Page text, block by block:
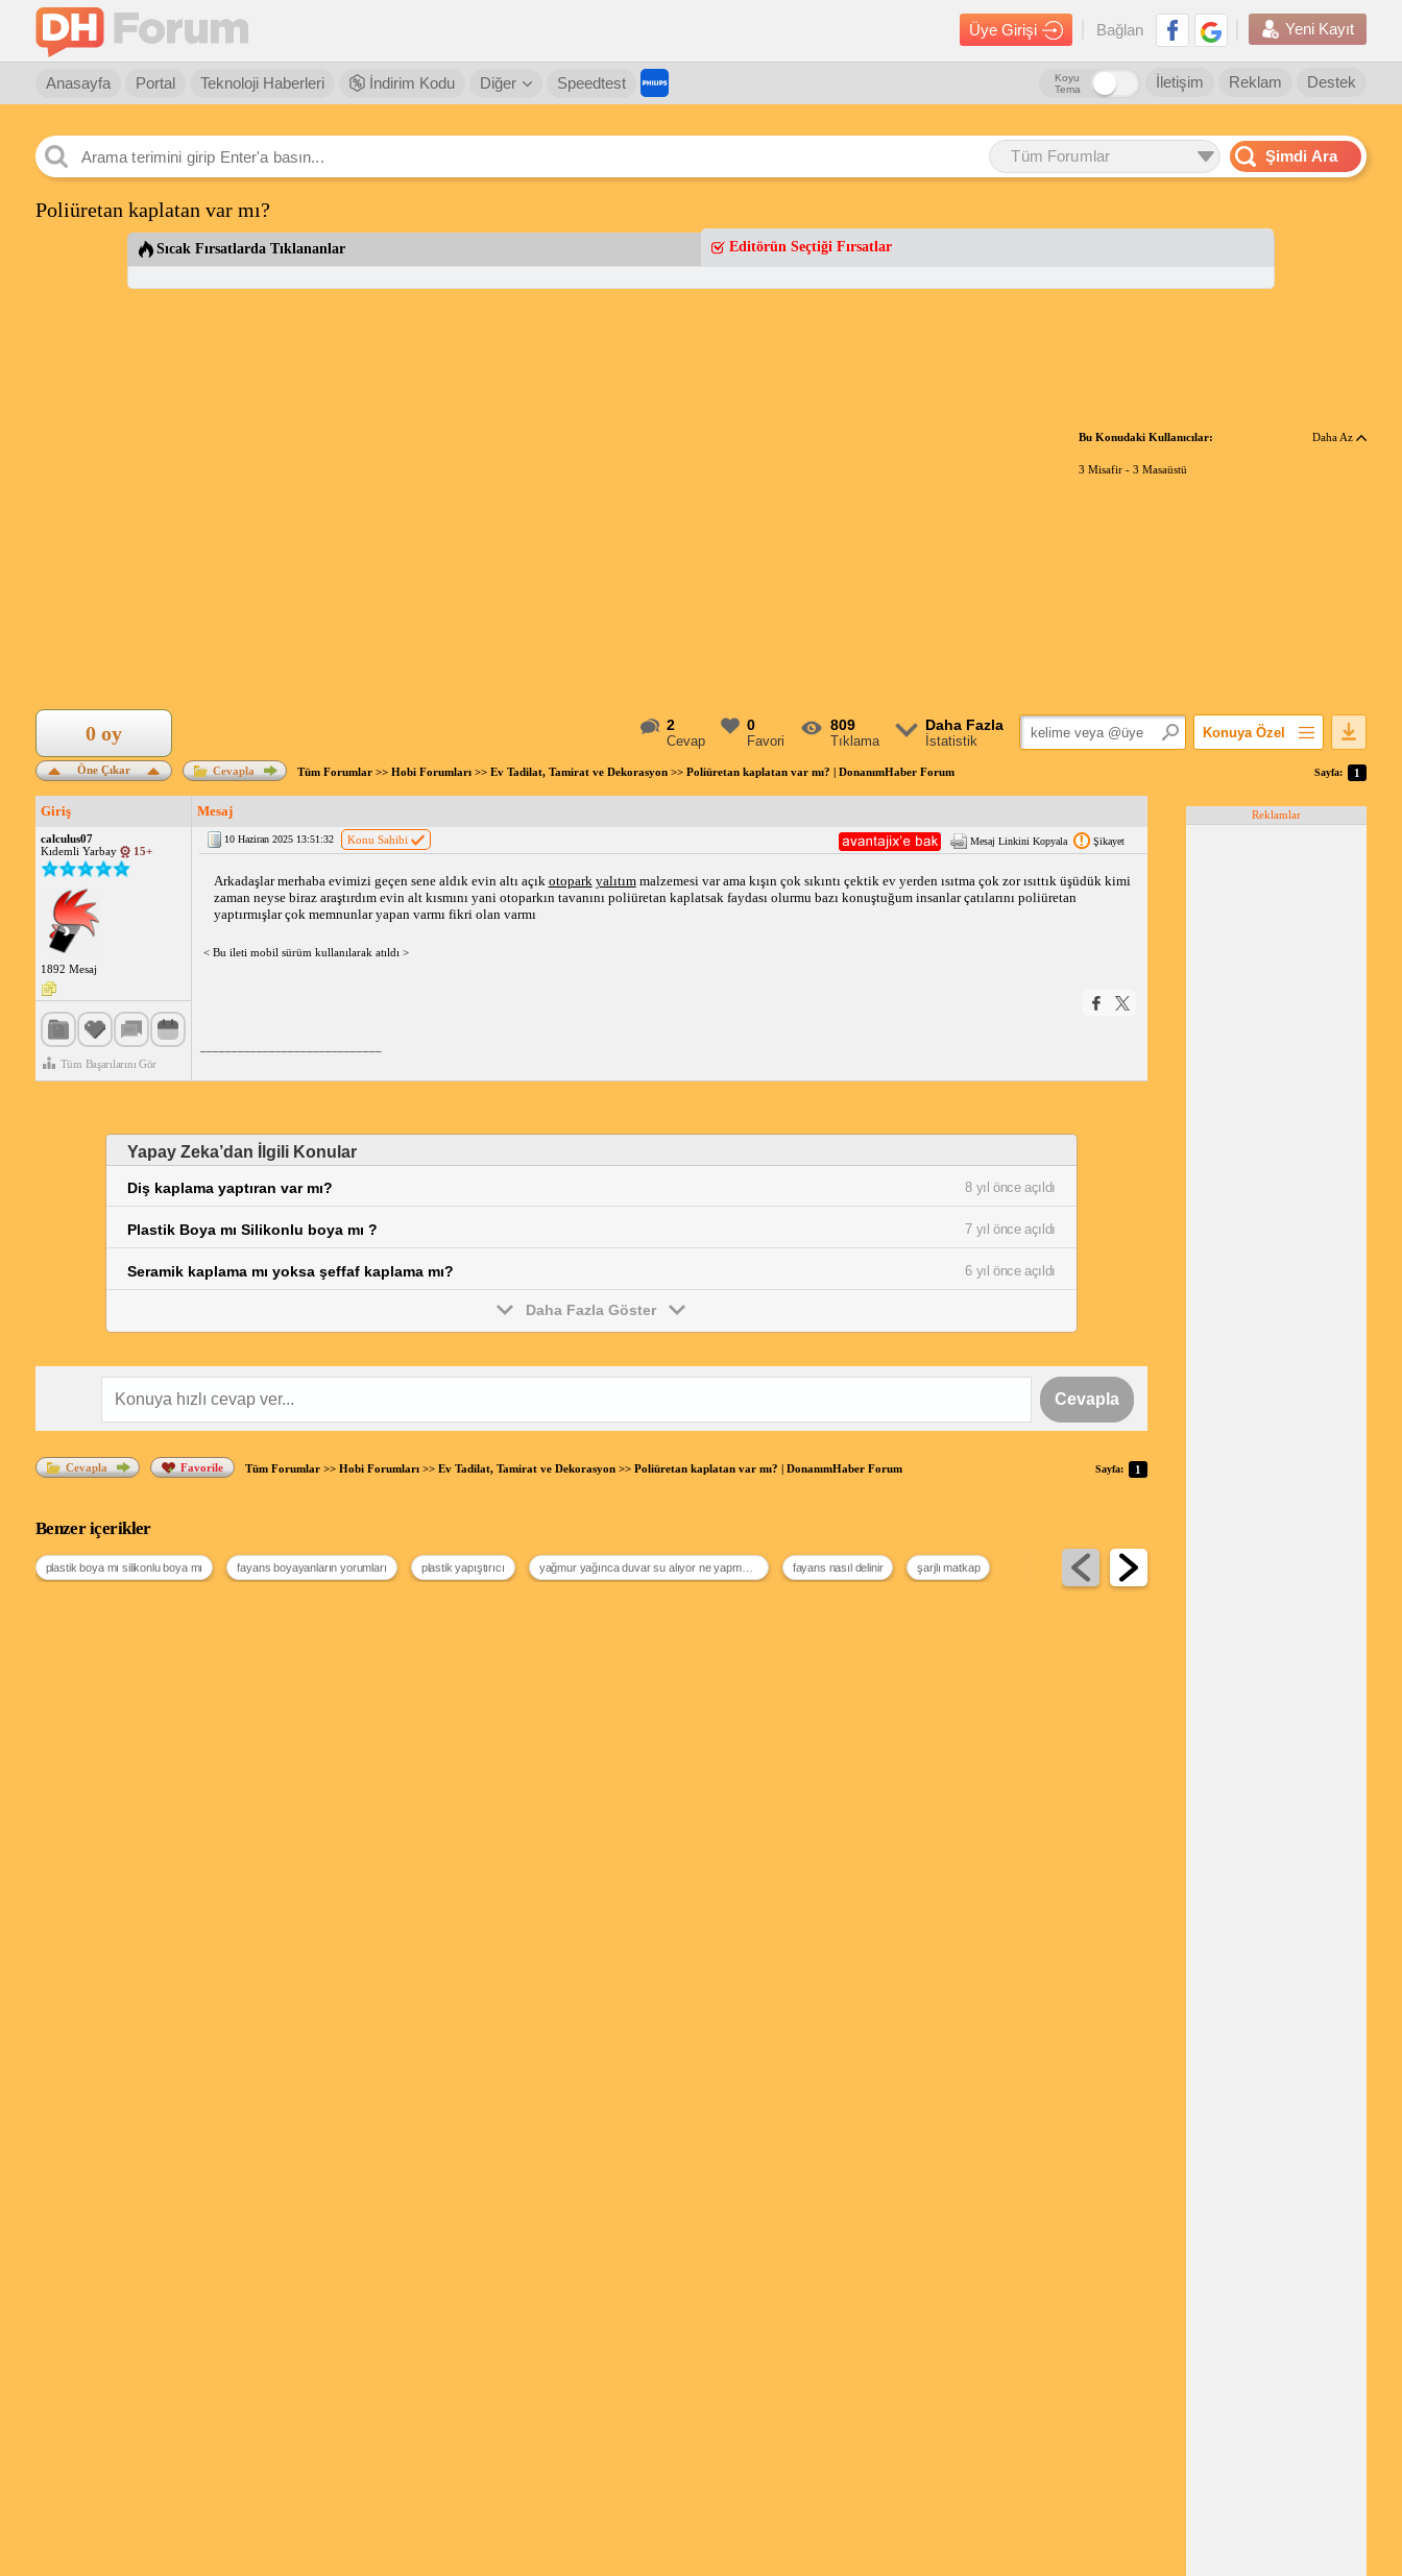
Üye Girişi Bağlan Yeni Kayıt
Anasayfa Portal Teknoloji Haberleri İndirim Kodu Diğer Speedtest Destek
Reklam
İletişim
Koyu
Tema
Tüm Forumlar Şimdi Ara
Poliüretan kaplatan var mı?
Sıcak Fırsatlarda Tıklananlar Editörün Seçtiği Fırsatlar
Bu Konudaki Kullanıcılar: Daha Az
3 Misafir - 3 Masaüstü
2
Cevap
0
Favori
809
Tıklama
Daha Fazla
İstatistik
Konuya Özel
Popüler Mesajlar
Öne Çıkar
0 oy
Cevapla Tüm Forumlar>> Hobi Forumları>> Ev Tadilat, Tamirat ve Dekorasyon>> Poliüretan kaplatan var mı? | DonanımHaber Forum Sayfa: 1
Giriş Mesaj
calculus07
Kıdemli Yarbay
15+
1892 Mesaj
Tüm Başarılarını Gör
10 Haziran 2025 13:51:32 Konu Sahibi Mesaj Linkini Kopyala Şikayet
Arkadaşlar merhaba evimizi geçen sene aldık evin altı açık otopark yalıtım malzemesi var ama kışın çok sıkıntı çektik ev yerden ısıtma çok zor ısıttık üşüdük kimi
zaman neyse biraz araştırdım evin alt kısmını yani otoparkın tavanını poliüretan kaplatsak faydası olurmu bazı konuştuğum insanlar çatılarını poliüretan
yaptırmışlar çok memnunlar yapan varmı fikri olan varmı
< Bu ileti mobil sürüm kullanılarak atıldı >
Yapay Zeka’dan İlgili Konular
Diş kaplama yaptıran var mı? 8 yıl önce açıldı
Plastik Boya mı Silikonlu boya mı ? 7 yıl önce açıldı
Seramik kaplama mı yoksa şeffaf kaplama mı? 6 yıl önce açıldı
Daha Fazla Göster
Cevapla
Sayfa: 1
Cevapla Favorile Tüm Forumlar>> Hobi Forumları>> Ev Tadilat, Tamirat ve Dekorasyon>> Poliüretan kaplatan var mı? | DonanımHaber Forum
Benzer içerikler
plastik boya mı silikonlu boya mı fayans boyayanların yorumları plastik yapıştırıcı yağmur yağınca duvar su alıyor ne yapmalıyım fayans nasıl delinir şarjlı matkap
Reklamlar